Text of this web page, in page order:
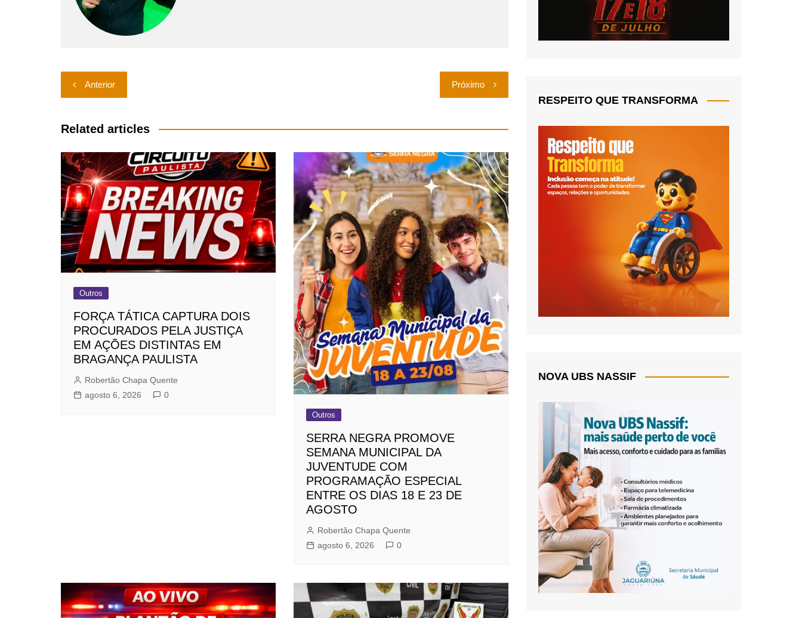
Navegação
de
Post
Anterior Próximo
Related articles
Outros
FORÇA TÁTICA CAPTURA DOIS
PROCURADOS PELA JUSTIÇA
EM AÇÕES DISTINTAS EM
BRAGANÇA PAULISTA
Robertão Chapa Quente
agosto 6, 2026
0
Outros
SERRA NEGRA PROMOVE
SEMANA MUNICIPAL DA
JUVENTUDE COM
PROGRAMAÇÃO ESPECIAL
ENTRE OS DIAS 18 E 23 DE
AGOSTO
Robertão Chapa Quente
agosto 6, 2026
0
RESPEITO QUE TRANSFORMA
NOVA UBS NASSIF